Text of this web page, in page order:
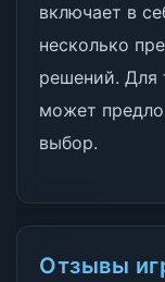
включает в
несколько
решений. Для
может
выбор.
Отзывы